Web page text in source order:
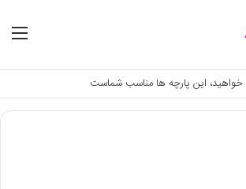
خواهید، این پارچه ها مناسب شماست